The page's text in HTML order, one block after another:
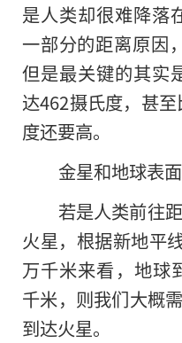
是人类却很难降落
一部分的距离原因
但是最关键的其实
达462摄氏度，甚
度还要高。
金星和地球表
若是人类前往
火星，根据新地平
万千米来看，地球
千米，则我们大概
到达火星。